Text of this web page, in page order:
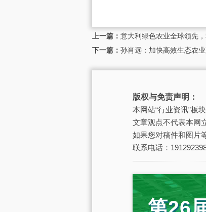
上一篇： 意大利绿色农业全球领先
下一篇： 孙肖远：加快高效生态农
版权与免责声明：
本网站“行业资讯”板
文章观点不代表本网
如果您对稿件和图片
联系电话：